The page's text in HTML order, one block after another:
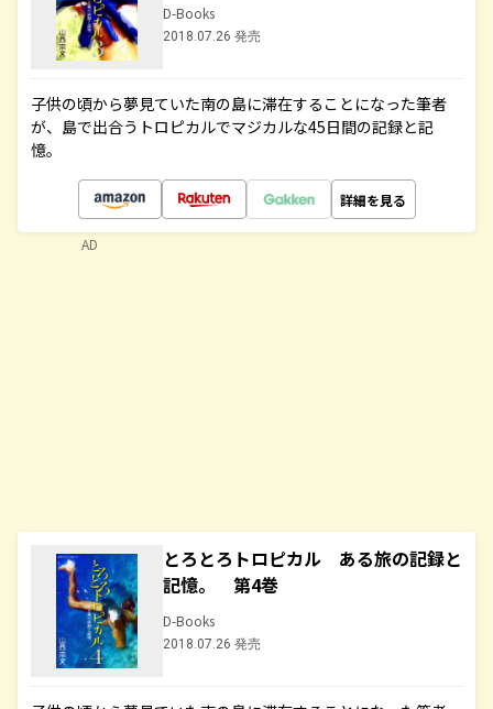
D-Books
2018.07.26 発売
子供の頃から夢見ていた南の島に滞在することになった筆者
が、島で出合うトロピカルでマジカルな45日間の記録と記
憶。
詳細を見る
とろとろトロピカル ある旅の記録と
記憶。 第4巻
D-Books
2018.07.26 発売
AD